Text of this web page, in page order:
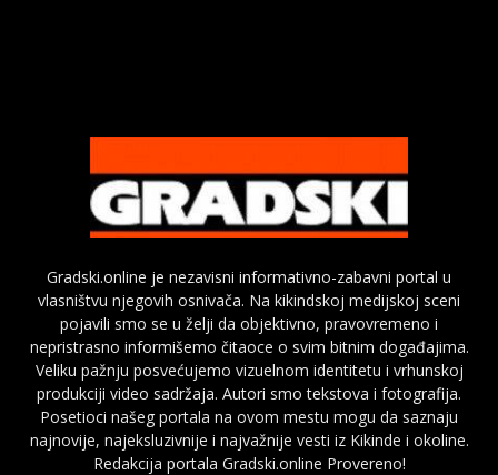
Gradski.online je nezavisni informativno-zabavni portal u
vlasništvu njegovih osnivača. Na kikindskoj medijskoj sceni
pojavili smo se u želji da objektivno, pravovremeno i
nepristrasno informišemo čitaoce o svim bitnim događajima.
Veliku pažnju posvećujemo vizuelnom identitetu i vrhunskoj
produkciji video sadržaja. Autori smo tekstova i fotografija.
Posetioci našeg portala na ovom mestu mogu da saznaju
najnovije, najeksluzivnije i najvažnije vesti iz Kikinde i okoline.
Redakcija portala Gradski.online Provereno!